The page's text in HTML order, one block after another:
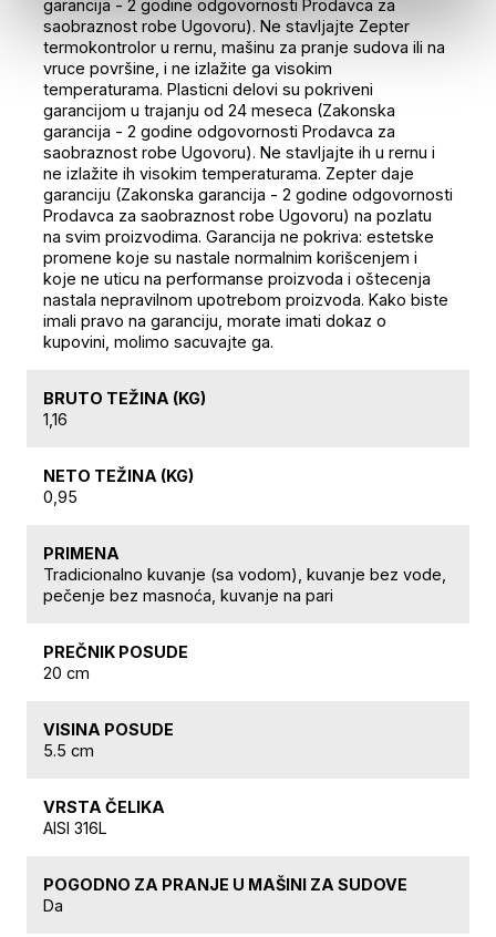
garancija - 2 godine odgovornosti Prodavca za
saobraznost robe Ugovoru). Ne stavljajte Zepter
termokontrolor u rernu, mašinu za pranje sudova ili na
vruce površine, i ne izlažite ga visokim
temperaturama. Plasticni delovi su pokriveni
garancijom u trajanju od 24 meseca (Zakonska
garancija - 2 godine odgovornosti Prodavca za
saobraznost robe Ugovoru). Ne stavljajte ih u rernu i
ne izlažite ih visokim temperaturama. Zepter daje
garanciju (Zakonska garancija - 2 godine odgovornosti
Prodavca za saobraznost robe Ugovoru) na pozlatu
na svim proizvodima. Garancija ne pokriva: estetske
promene koje su nastale normalnim korišcenjem i
koje ne uticu na performanse proizvoda i oštecenja
nastala nepravilnom upotrebom proizvoda. Kako biste
imali pravo na garanciju, morate imati dokaz o
kupovini, molimo sacuvajte ga.
BRUTO TEŽINA (KG)
1,16
NETO TEŽINA (KG)
0,95
PRIMENA
Tradicionalno kuvanje (sa vodom), kuvanje bez vode,
pečenje bez masnoća, kuvanje na pari
PREČNIK POSUDE
20 cm
VISINA POSUDE
5.5 cm
VRSTA ČELIKA
AISI 316L
POGODNO ZA PRANJE U MAŠINI ZA SUDOVE
Da